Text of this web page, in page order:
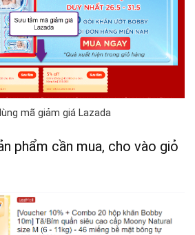
mã giảm giá Lazada
phẩm cần mua, cho vào giỏ